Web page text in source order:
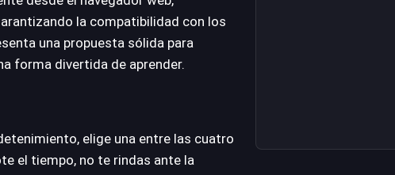
la compatibilidad con los
una propuesta sólida para
forma divertida de aprender.
elige una entre las cuatro
el tiempo, no te rindas ante la